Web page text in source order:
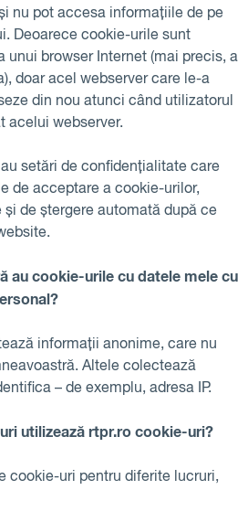
nu pot accesa informațiile de pe
Deoarece cookie-urile sunt
unui browser Internet (mai precis, a
doar acel webserver care le-a
din nou atunci când utilizatorul
acelui webserver.
au setări de confidențialitate care
de acceptare a cookie-urilor,
de ștergere automată după ce
au cookie-urile cu datele mele cu
informații anonime, care nu
Altele colectează
– de exemplu, adresa IP.
utilizează rtpr.ro cookie-uri?
cookie-uri pentru diferite lucruri,